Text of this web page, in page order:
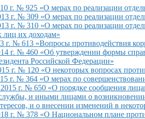
г. № 925 «О мерах по реализации
г. № 309 «О мерах по реализации
г. № 310 «О мерах по реализации
их доходам»
г. № 613 «Вопросы противодействия
г. № 460 «Об утверждении формы
Российской Федерации»
г. № 120 «О некоторых вопросах
г. № 364 «О мерах по
г. № 650 «О порядке сообщения
и иными лицами о
и о внесении изменений в
г. № 378 «О Национальном плане